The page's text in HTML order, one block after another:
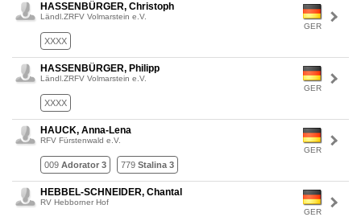
GER
HASSENBÜRGER, Christoph
Ländl.ZRFV Volmarstein e.V.
XXXX
GER
HASSENBÜRGER, Philipp
Ländl.ZRFV Volmarstein e.V.
XXXX
GER
HAUCK, Anna-Lena
RFV Fürstenwald e.V.
009 Adorator 3 779 Stalina 3
GER
HEBBEL-SCHNEIDER, Chantal
RV Hebborner Hof